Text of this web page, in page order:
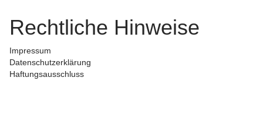
Rechtliche Hinweise
Impressum
Datenschutzerklärung
Haftungsausschluss